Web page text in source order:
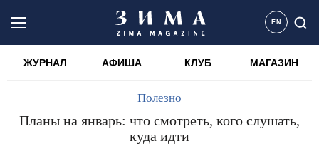
EN
ЖУРНАЛ АФИША КЛУБ МАГАЗИН
Полезно
Планы на январь: что смотреть, кого слушать,
куда идти